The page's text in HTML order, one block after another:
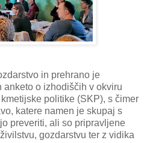
in prehrano je
o izhodiščih v okviru
politike (SKP), s čimer
katere namen je skupaj s
preveriti, ali so pripravljene
gozdarstvu ter z vidika